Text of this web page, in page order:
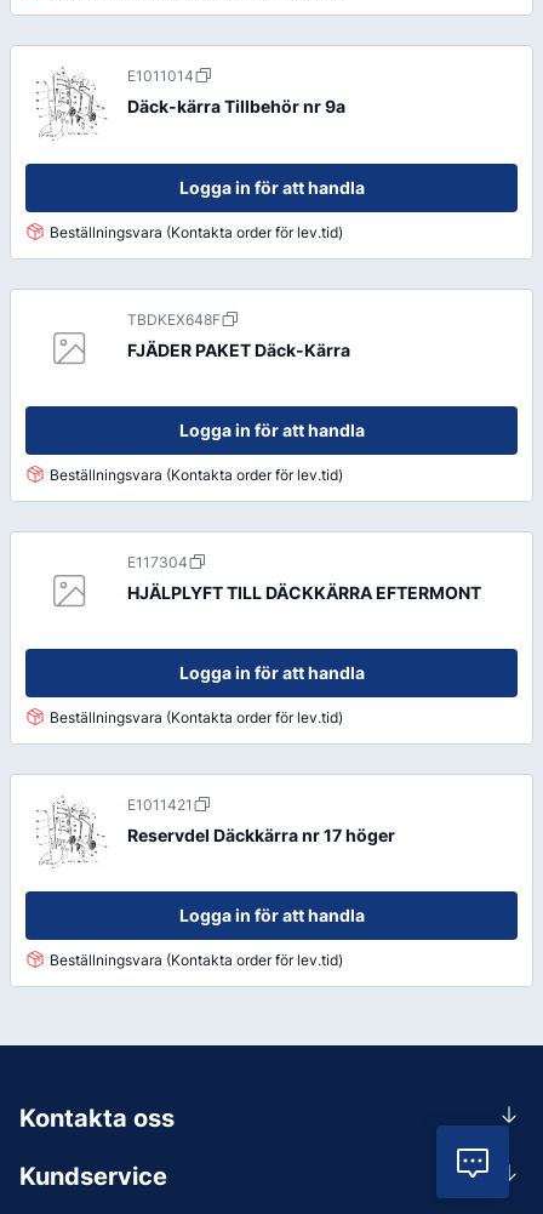
E1011014
Däck-kärra Tillbehör nr 9a
Logga in för att handla
Beställningsvara (Kontakta order för lev.tid)
TBDKEX648F
FJÄDER PAKET Däck-Kärra
Logga in för att handla
Beställningsvara (Kontakta order för lev.tid)
E117304
HJÄLPLYFT TILL DÄCKKÄRRA EFTERMONT
Logga in för att handla
Beställningsvara (Kontakta order för lev.tid)
E1011421
Reservdel Däckkärra nr 17 höger
Logga in för att handla
Beställningsvara (Kontakta order för lev.tid)
Kundservice
Kontakta oss
0156-409 00
Mån-Tors 07.30-16:30, Fre 07.30-15.00.